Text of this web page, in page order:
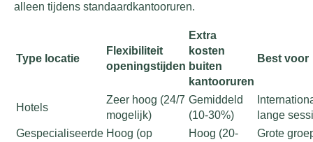
alleen tijdens standaardkantooruren.
Type locatie
Flexibiliteit
openingstijden
Extra
kosten
buiten
kantooruren
Best voor
Hotels
Zeer hoog (24/7
mogelijk)
Gemiddeld
(10-30%)
lange
Gespecialiseerde Hoog (op
Hoog (20-
Grote